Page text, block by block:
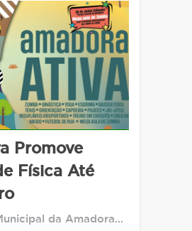
Promove
Física Até
da Amadora…